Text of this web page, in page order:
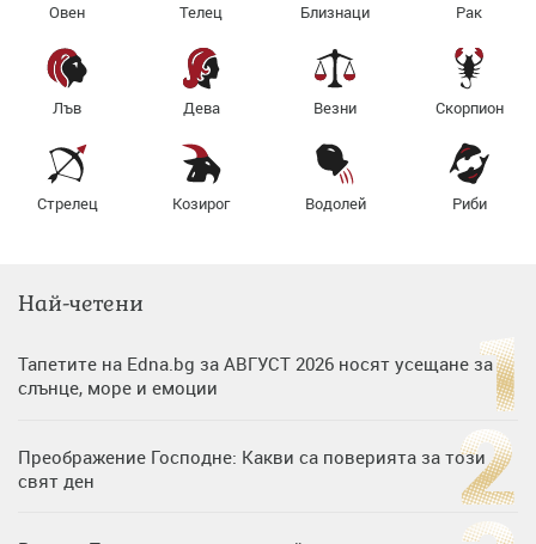
Овен Телец Близнаци Рак
Лъв Дева Везни Скорпион
Стрелец Козирог Водолей Риби
Най-четени
Тапетите на Edna.bg за АВГУСТ 2026 носят усещане за
слънце, море и емоции
Преображение Господне: Какви са поверията за този
свят ден